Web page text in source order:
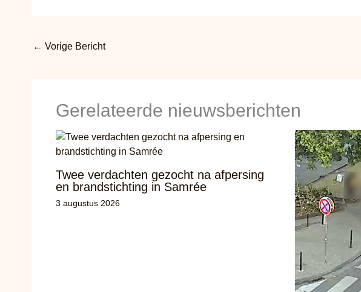
← Vorige Bericht
Gerelateerde nieuwsberichten
Twee verdachten gezocht na afpersing
en brandstichting in Samrée
3 augustus 2026